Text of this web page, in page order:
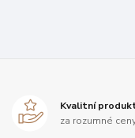
Kvalitní
za rozumné